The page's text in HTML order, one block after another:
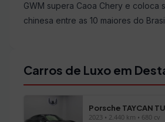
GWM supera Caoa Chery e coloca
chinesa entre as 10 maiores do
Carros de Luxo em
Porsche TAYCAN
2023 • 2.440 km • 680 cv